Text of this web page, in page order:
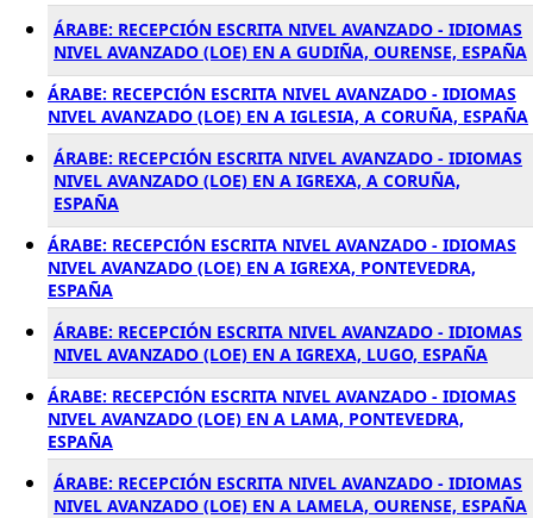
ÁRABE: RECEPCIÓN ESCRITA NIVEL AVANZADO - IDIOMAS
NIVEL AVANZADO (LOE) EN A GUDIÑA, OURENSE, ESPAÑA
ÁRABE: RECEPCIÓN ESCRITA NIVEL AVANZADO - IDIOMAS
NIVEL AVANZADO (LOE) EN A IGLESIA, A CORUÑA, ESPAÑA
ÁRABE: RECEPCIÓN ESCRITA NIVEL AVANZADO - IDIOMAS
NIVEL AVANZADO (LOE) EN A IGREXA, A CORUÑA,
ESPAÑA
ÁRABE: RECEPCIÓN ESCRITA NIVEL AVANZADO - IDIOMAS
NIVEL AVANZADO (LOE) EN A IGREXA, PONTEVEDRA,
ESPAÑA
ÁRABE: RECEPCIÓN ESCRITA NIVEL AVANZADO - IDIOMAS
NIVEL AVANZADO (LOE) EN A IGREXA, LUGO, ESPAÑA
ÁRABE: RECEPCIÓN ESCRITA NIVEL AVANZADO - IDIOMAS
NIVEL AVANZADO (LOE) EN A LAMA, PONTEVEDRA,
ESPAÑA
ÁRABE: RECEPCIÓN ESCRITA NIVEL AVANZADO - IDIOMAS
NIVEL AVANZADO (LOE) EN A LAMELA, OURENSE, ESPAÑA